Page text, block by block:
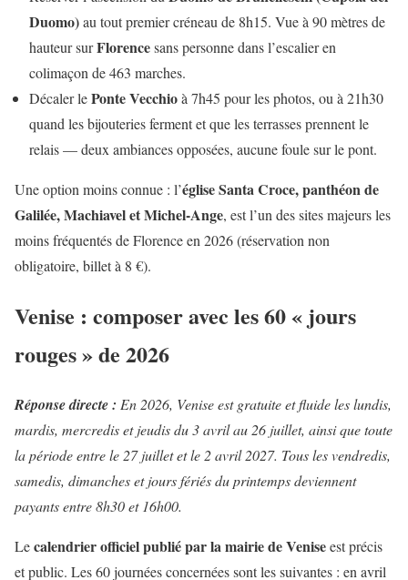
Duomo)au tout premier créneau de 8h15. Vue à 90 mètres de
hauteur surFlorencesans personne dans l’escalier en
colimaçon de 463 marches.
Décaler lePonte Vecchioà 7h45 pour les photos, ou à 21h30
quand les bijouteries ferment et que les terrasses prennent le
relais — deux ambiances opposées, aucune foule sur le pont.
Une option moins connue : l’église Santa Croce, panthéon de
Galilée, Machiavel et Michel-Ange, est l’un des sites majeurs les
moins fréquentés de Florence en 2026 (réservation non
obligatoire, billet à 8 €).
Venise : composer avec les 60 « jours
rouges » de 2026
Réponse directe : En 2026, Venise est gratuite et fluide les lundis,
mardis, mercredis et jeudis du 3 avril au 26 juillet, ainsi que toute
la période entre le 27 juillet et le 2 avril 2027. Tous les vendredis,
samedis, dimanches et jours fériés du printemps deviennent
payants entre 8h30 et 16h00.
Lecalendrier officiel publié par la mairie de Veniseest précis
et public. Les 60 journées concernées sont les suivantes : en avril